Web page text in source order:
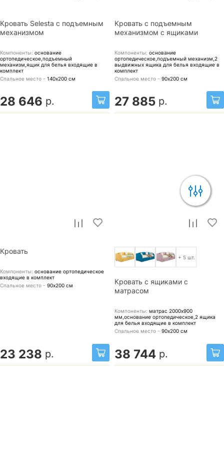
Кровать Selesta с подъемным
механизмом
Компоненты: основание
ортопедическое,подъемный
механизм,ящик для белья входящие в
комплект
Спальное место - 140х200 см
28 646 р.
Кровать с подъемным
механизмом с ящиками
Компоненты: основание
ортопедическое,подъемный механизм,2
выдвижных ящика для белья входящие в
комплект
Спальное место - 90х200 см
27 885 р.
Кровать
Компоненты: основание ортопедическое
входящие в комплект
Спальное место - 90х200 см
23 238 р.
+ 5 шт.
Кровать с ящиками с
матрасом
Компоненты: матрас 2000x900
мм,основание ортопедическое,2 ящика
для белья входящие в комплект
Спальное место - 90х200 см
38 744 р.